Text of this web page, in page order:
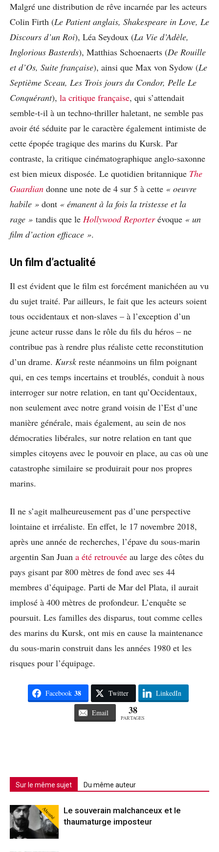
Malgré une distribution de rêve incarnée par les acteurs
Colin Firth (Le Patient anglais, Shakespeare in Love, Le
Discours d’un Roi), Léa Seydoux (La Vie d’Adèle,
Inglorious Basterds), Matthias Schoenaerts (De Rouille
et d’Os, Suite française), ainsi que Max von Sydow (Le
Septième Sceau, Les Trois jours du Condor, Pelle Le
Conquérant), la critique française, qui s’attendait
semble-t-il à un techno-thriller haletant, ne semble pas
avoir été séduite par le caractère également intimiste de
cette épopée tragique des marins du Kursk. Par
contraste, la critique cinématographique anglo-saxonne
est bien mieux disposée. Le quotidien britannique The
Guardian donne une note de 4 sur 5 à cette « oeuvre
habile » dont « émanent à la fois la tristesse et la
rage » tandis que le Hollywood Reporterévoque « un
film d’action efficace ».
Un film d’actualité
Il est évident que le film est forcément manichéen au vu
du sujet traité. Par ailleurs, le fait que les acteurs soient
tous occidentaux et non-slaves – à l’exception d’un
jeune acteur russe dans le rôle du fils du héros – ne
contribue pas à rendre plus réaliste cette reconstitution
d’un drame. Kursk reste néanmoins un film poignant
qui, en ces temps incertains et troublés, conduit à nous
interroger sur notre relation, en tant qu’Occidentaux,
non seulement avec notre grand voisin de l’Est d’une
manière générale, mais également, au sein de nos
démocraties libérales, sur notre relation en tant que
simples citoyens avec le pouvoir en place, au cas où une
catastrophe similaire se produirait pour nos propres
marins.
Il ne s’agit malheureusement pas d’une perspective
lointaine et irréaliste. En effet, le 17 novembre 2018,
après une année de recherches, l’épave du sous-marin
argentin San Juan a été retrouvée au large des côtes du
pays gisant par 800 mètres de fond avec ses 44
membres d’équipage. Parti de Mar del Plata, il aurait
implosé à 400 mètres de profondeur. L’enquête se
poursuit. Les familles des disparus, tout comme celles
des marins du Kursk, ont mis en cause la maintenance
du sous-marin construit dans les années 1980 et les
risques pour l’équipage.
Facebook 38 Twitter LinkedIn
Email 38
PARTAGES
Sur le même sujet Du même auteur
Abonné
Le souverain malchanceux et le
thaumaturge imposteur